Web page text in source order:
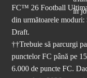
FC™ 26 Football
din următoarele
Draft.
††Trebuie să parcurgi
punctelor FC până pe
6.000 de puncte FC.